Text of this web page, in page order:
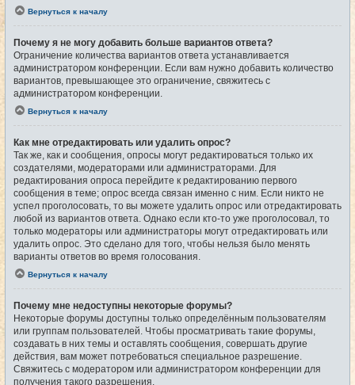
Вернуться к началу
Почему я не могу добавить больше вариантов ответа?
Ограничение количества вариантов ответа устанавливается
администратором конференции. Если вам нужно добавить количество
вариантов, превышающее это ограничение, свяжитесь с
администратором конференции.
Вернуться к началу
Как мне отредактировать или удалить опрос?
Так же, как и сообщения, опросы могут редактироваться только их
создателями, модераторами или администраторами. Для
редактирования опроса перейдите к редактированию первого
сообщения в теме; опрос всегда связан именно с ним. Если никто не
успел проголосовать, то вы можете удалить опрос или отредактировать
любой из вариантов ответа. Однако если кто-то уже проголосовал, то
только модераторы или администраторы могут отредактировать или
удалить опрос. Это сделано для того, чтобы нельзя было менять
варианты ответов во время голосования.
Вернуться к началу
Почему мне недоступны некоторые форумы?
Некоторые форумы доступны только определённым пользователям
или группам пользователей. Чтобы просматривать такие форумы,
создавать в них темы и оставлять сообщения, совершать другие
действия, вам может потребоваться специальное разрешение.
Свяжитесь с модератором или администратором конференции для
получения такого разрешения.